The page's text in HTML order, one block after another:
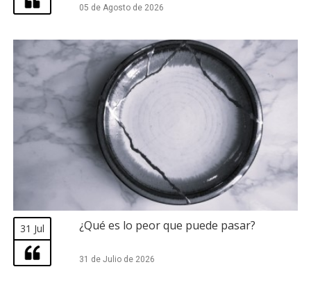
05 de Agosto de 2026
31 Jul ¿Qué es lo peor que puede pasar?
31 de Julio de 2026